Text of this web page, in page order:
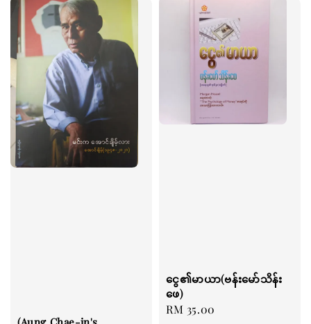
ငွေ၏မာယာ(ဗန်းမော်သိန်း
ဖေ)
Regular
RM 35.00